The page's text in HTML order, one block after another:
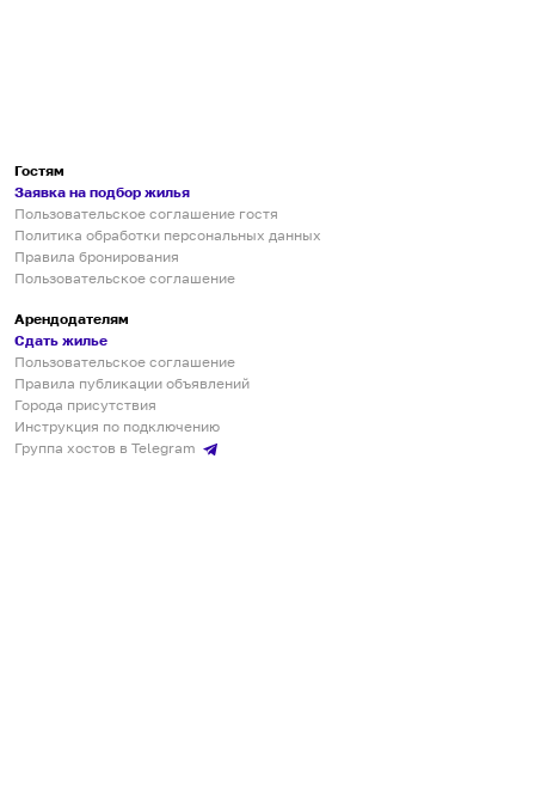
Гостям
Заявка на подбор жилья
Пользовательское соглашение гостя
Политика обработки персональных данных
Правила бронирования
Пользовательское соглашение
Арендодателям
Сдать жилье
Пользовательское соглашение
Правила публикации объявлений
Города присутствия
Инструкция по подключению
Группа хостов в Telegram